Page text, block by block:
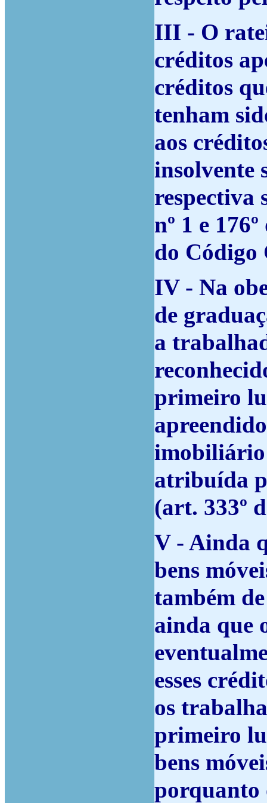
III - O
créditos
créditos
tenham
aos
insolvente
respectiva
nº 1 e
do
IV - Na
de
a
primeiro
imobiliário
atribuída
(art. 333º
V - Ainda
bens
também
ainda que
esses
os
primeiro
bens
porquanto